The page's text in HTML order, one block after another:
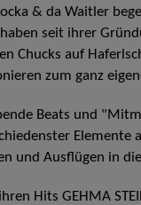
& da Waitler
seit ihrer
Chucks auf
zum ganz
Beats und
Elemente
und Ausflügen in
Hits GEHMA